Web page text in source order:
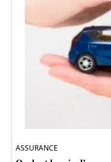
ASSURANCE